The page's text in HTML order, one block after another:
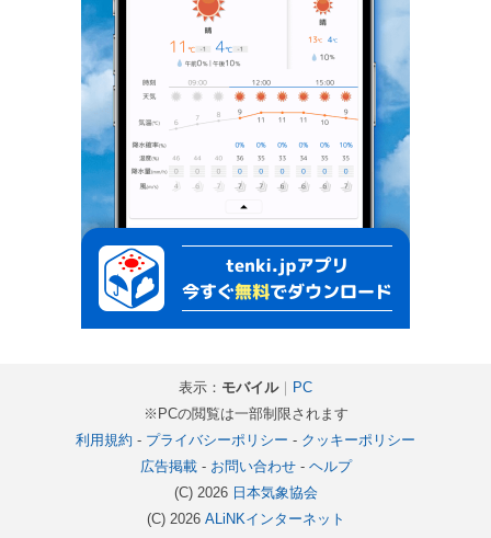
表示： モバイル｜
PC
※PCの閲覧は一部制限されます
利用規約 - プライバシーポリシー - クッキーポリシー
広告掲載- お問い合わせ- ヘルプ
(C) 2026 日本気象協会
(C) 2026 ALiNKインターネット